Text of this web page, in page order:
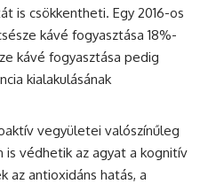
is csökkentheti. Egy 2016-os
kávé fogyasztása 18%-
kávé fogyasztása pedig
kialakulásának
vegyületei valószínűleg
védhetik az agyat a kognitív
az antioxidáns hatás, a